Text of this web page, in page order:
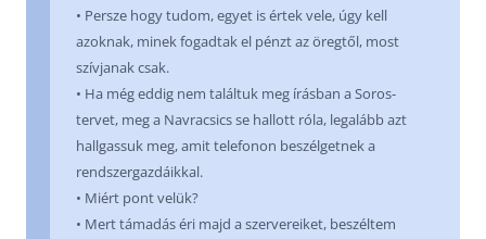
• Persze hogy tudom, egyet is értek vele, úgy kell
azoknak, minek fogadtak el pénzt az öregtől, most
szívjanak csak.
• Ha még eddig nem találtuk meg írásban a Soros-
tervet, meg a Navracsics se hallott róla, legalább azt
hallgassuk meg, amit telefonon beszélgetnek a
rendszergazdáikkal.
• Miért pont velük?
• Mert támadás éri majd a szervereiket, beszéltem